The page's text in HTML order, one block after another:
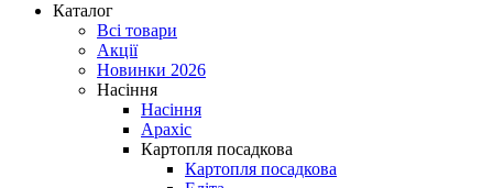
Каталог
Всі товари
Акції
Новинки 2026
Насіння
Насіння
Арахіс
Картопля посадкова
Картопля посадкова